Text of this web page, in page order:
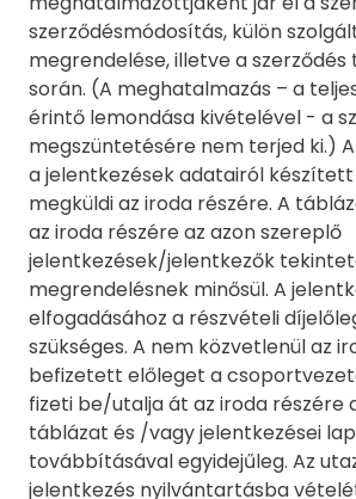
szerződésmódosítás, külön
megrendelése, illetve a
során. (A meghatalmazás – a
érintő lemondása kivételével - a
megszüntetésére nem terjed ki.)
a jelentkezések adatairól
megküldi az iroda részére. A
az iroda részére az azon szereplő
jelentkezések/jelentkezők
megrendelésnek minősül. A
elfogadásához a részvételi
szükséges. A nem közvetlenül az
befizetett előleget a
fizeti be/utalja át az iroda részére
táblázat és /vagy jelentkezései
továbbításával egyidejűleg. Az
jelentkezés nyilvántartásba